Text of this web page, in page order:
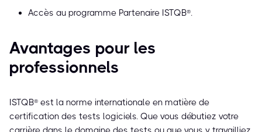
Accès au programme Partenaire ISTQB®.
Avantages pour les
professionnels
ISTQB® est la norme internationale en matière de
certification des tests logiciels. Que vous débutiez votre